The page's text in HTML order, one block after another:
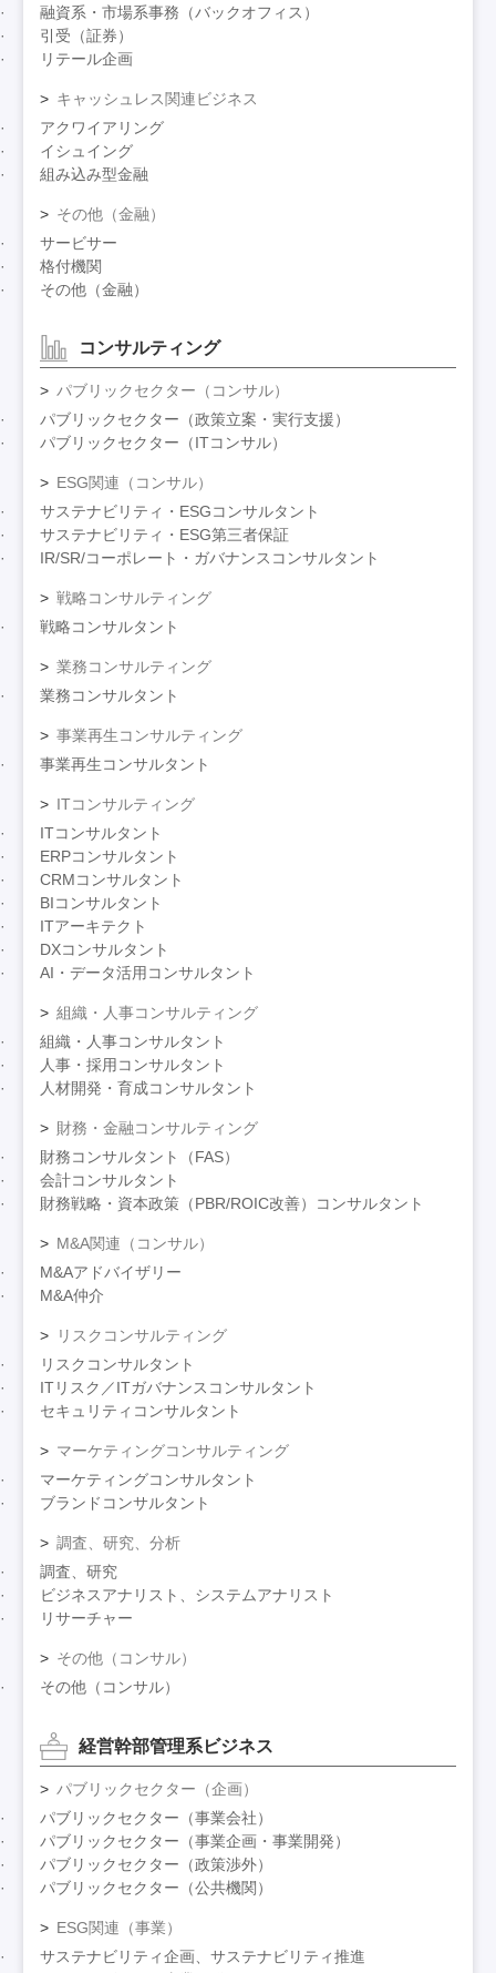
融資系・市場系事務（バックオフィス）
引受（証券）
リテール企画
キャッシュレス関連ビジネス
アクワイアリング
イシュイング
組み込み型金融
その他（金融）
サービサー
格付機関
その他（金融）
コンサルティング
パブリックセクター（コンサル）
パブリックセクター（政策立案・実行支援）
パブリックセクター（ITコンサル）
ESG関連（コンサル）
サステナビリティ・ESGコンサルタント
サステナビリティ・ESG第三者保証
IR/SR/コーポレート・ガバナンスコンサルタント
戦略コンサルティング
戦略コンサルタント
業務コンサルティング
業務コンサルタント
事業再生コンサルティング
事業再生コンサルタント
ITコンサルティング
ITコンサルタント
ERPコンサルタント
CRMコンサルタント
BIコンサルタント
ITアーキテクト
DXコンサルタント
AI・データ活用コンサルタント
組織・人事コンサルティング
組織・人事コンサルタント
人事・採用コンサルタント
人材開発・育成コンサルタント
財務・金融コンサルティング
財務コンサルタント（FAS）
会計コンサルタント
財務戦略・資本政策（PBR/ROIC改善）コンサルタント
M&A関連（コンサル）
M&Aアドバイザリー
M&A仲介
リスクコンサルティング
リスクコンサルタント
ITリスク／ITガバナンスコンサルタント
セキュリティコンサルタント
マーケティングコンサルティング
マーケティングコンサルタント
ブランドコンサルタント
調査、研究、分析
調査、研究
ビジネスアナリスト、システムアナリスト
リサーチャー
その他（コンサル）
その他（コンサル）
経営幹部管理系ビジネス
パブリックセクター（企画）
パブリックセクター（事業会社）
パブリックセクター（事業企画・事業開発）
パブリックセクター（政策渉外）
パブリックセクター（公共機関）
ESG関連（事業）
サステナビリティ企画、サステナビリティ推進